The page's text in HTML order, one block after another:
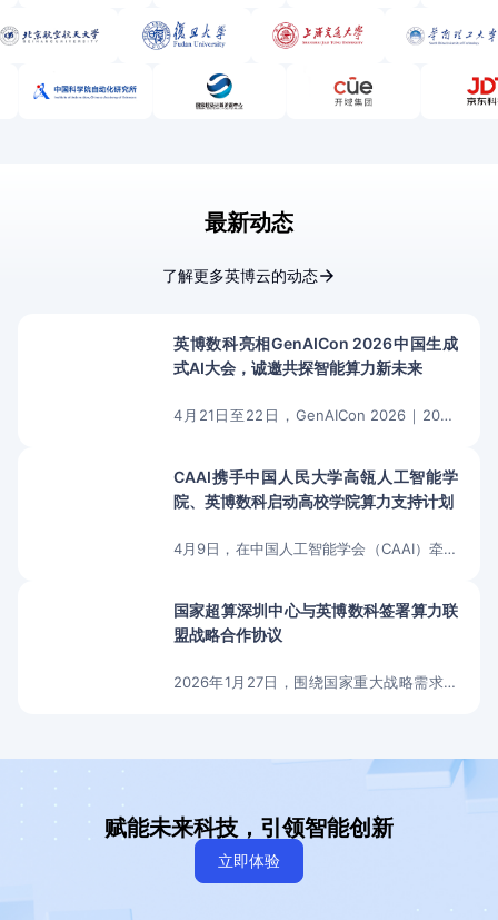
最新动态
了解更多英博云的动态
英博数科亮相GenAICon 2026中国生成
式AI大会，诚邀共探智能算力新未来
4月21日至22日，GenAICon 2026｜2026
丽酒店正式举行。英博数科诚邀业界合作伙
伴及各界来宾莅临展区参观交流，深入了解
果，共同探讨生成式AI时代的产业机遇与发
CAAI携手中国人民大学高瓴人工智能学
院、英博数科启动高校学院算力支持计划
4月9日，在中国人工智能学会（CAAI）牵头
英博数科共同参与“高校学院算力支持计
划”项目签约仪式在中国人民大学举行。
国家超算深圳中心与英博数科签署算力联
盟战略合作协议
2026年1月27日，围绕国家重大战略需求和
力联盟战略合作协议，正式开展科技创新与
赋能未来科技，引领智能创新
立即体验